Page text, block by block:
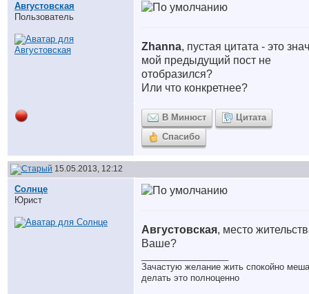
Августовская
Пользователь
Zhanna, пустая цитата - это
мой предыдущий пост не
отобразился?
Или что конкретнее?
В Минюст
Цитата
Спасибо
15.05.2013, 12:12
Солнце
Юрист
Августовская, место
Ваше?
Зачастую желание жить спокойно
делать это полноценно